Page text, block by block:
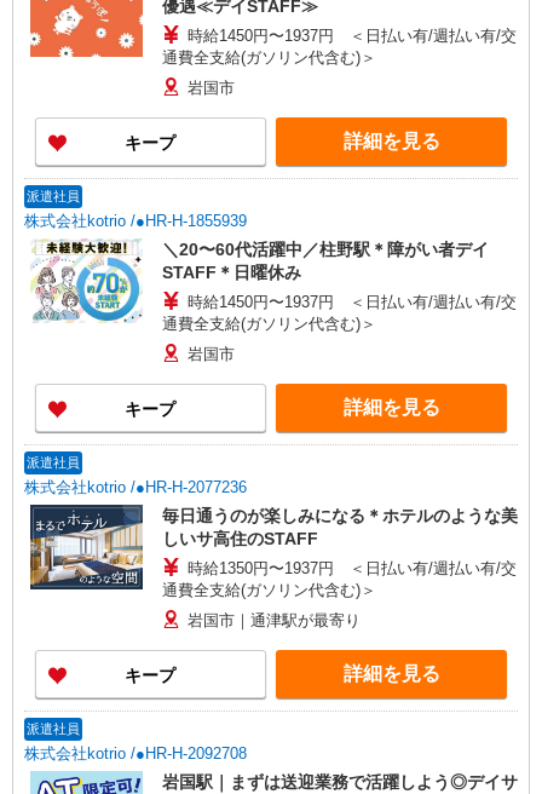
優遇≪デイSTAFF≫
時給1450円〜1937円 ＜日払い有/週払い有/交
通費全支給(ガソリン代含む)＞
岩国市
キープ 詳細を見る
派遣社員
株式会社kotrio /●HR-H-1855939
＼20〜60代活躍中／柱野駅＊障がい者デイ
STAFF＊日曜休み
時給1450円〜1937円 ＜日払い有/週払い有/交
通費全支給(ガソリン代含む)＞
岩国市
キープ 詳細を見る
派遣社員
株式会社kotrio /●HR-H-2077236
毎日通うのが楽しみになる＊ホテルのような美
しいサ高住のSTAFF
時給1350円〜1937円 ＜日払い有/週払い有/交
通費全支給(ガソリン代含む)＞
岩国市｜通津駅が最寄り
キープ 詳細を見る
派遣社員
株式会社kotrio /●HR-H-2092708
岩国駅｜まずは送迎業務で活躍しよう◎デイサ